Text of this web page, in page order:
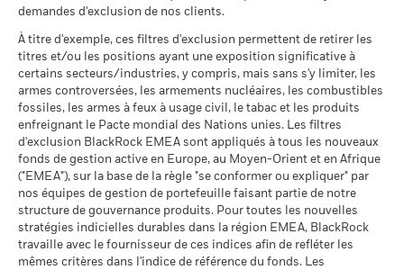
La performance est indiquée sur la base de la Valeur nette
d’inventaire (VNI), avec le revenu brut réinvesti le cas échéant.
Le rendement de votre investissement peut augmenter ou
diminuer en raison des fluctuations des devises si votre
investissement est effectué dans une devise autre que celle
utilisée dans le calcul des performances passées. Source :
Blackrock
de 10% de leurs actifs dans des titres de créance s'élève à
Publication de la valeur nette d'inventaire:
www.blackrock.com/be, De Tijd,www.fundinfo.com . Pour toute
réclamation concernant ce compartiment, veuillez contacter
BlackRock au 02 402 49 00 ou par e-mail à l’adresse
belux@blackrock.com.Pour votre protection, les appels
téléphoniques sont souvent enregistrés.Vous pouvez
également contacter le Service de médiation des
consommateurs. Vous trouverez de plus amples informations
à l’adresse
http://www.ombudsfin.be
dans des situations de marché extrêmes.
Classification mondiale des
fonds selon Lipper
Equity Global Sm&Mid Cap
Moyenne pondérée de
l'intensité carbone MSCI
(tonnes de CO2e/M$ de
ventes)
au 17/juil./2026
114,01
% des avoirs à l'égard
desquels des données ESG
MSCI
au 17/juil./2026
94,24
Pointage de qualité ESG
au -
MSCI - Sables bitumineux
au -
Données sur la
participation aux secteurs
d'activité
-
Pourcentage des avoirs du
fonds à l'égard desquels
des données ne sont pas
disponibles
BlackRock Global Funds - Prospectus
(English)
BlackRock Global Funds - Prospectus (French
- Belgium^France)
Voir tous les documents
demandes d'exclusion de nos clients.
À titre d'exemple, ces filtres d'exclusion permettent de retirer les
titres et/ou les positions ayant une exposition significative à
certains secteurs/industries, y compris, mais sans s'y limiter, les
armes controversées, les armements nucléaires, les combustibles
fossiles, les armes à feux à usage civil, le tabac et les produits
enfreignant le Pacte mondial des Nations unies. Les filtres
d'exclusion BlackRock EMEA sont appliqués à tous les nouveaux
fonds de gestion active en Europe, au Moyen-Orient et en Afrique
("EMEA"), sur la base de la règle "se conformer ou expliquer" par
nos équipes de gestion de portefeuille faisant partie de notre
structure de gouvernance produits. Pour toutes les nouvelles
stratégies indicielles durables dans la région EMEA, BlackRock
travaille avec le fournisseur de ces indices afin de refléter les
mêmes critères dans l'indice de référence du fonds. Les